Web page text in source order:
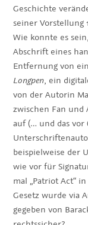
Geschichte
seiner Vorstellung
Wie konnte es
Abschrift eines
Entfernung von
Longpen, ein
von der Autorin
zwischen Fan
auf (… und das vor
beispielweise der
wie vor für
mal „Patriot Act“
Gesetz wurde via
gegeben von